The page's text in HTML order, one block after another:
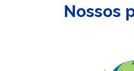
Nossos